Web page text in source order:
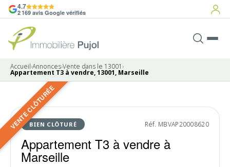
4.7
2 169 avis Google vérifiés
Accueil›Annonces›Vente dans le 13001 ›
Appartement T3 à vendre, 13001, Marseille
VENTE CLÔTURÉE
BIEN CLÔTURÉ Réf. MBVAP20008620
Appartement T3 à vendre à
Marseille
VENDU
8 photos